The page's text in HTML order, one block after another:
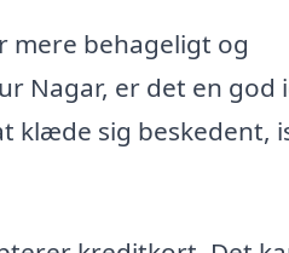
mere behageligt og
Nagar, er det en god
klæde sig beskedent,